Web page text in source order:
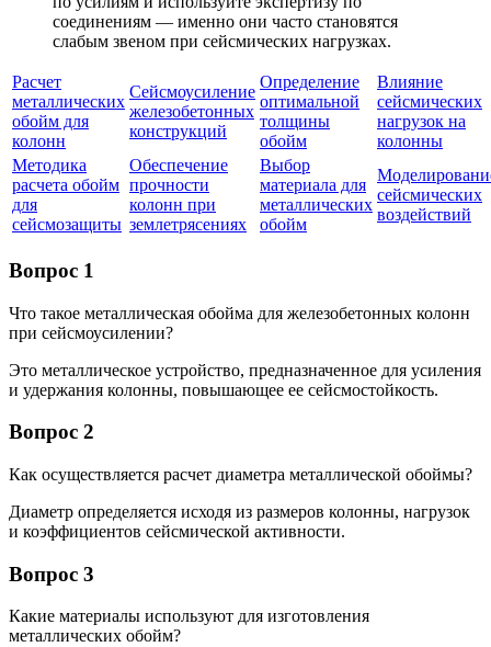
соединениям — именно они часто становятся
слабым звеном при сейсмических нагрузках.
Расчет
металлических
обойм для
колонн
Сейсмоусиление
железобетонных
конструкций
Определение
оптимальной
толщины
обойм
Влияние
сейсмических
нагрузок на
колонны
Методика
расчета обойм
для
сейсмозащиты
Обеспечение
прочности
колонн при
землетрясениях
Выбор
материала для
металлических
обойм
сейсмических
воздействий
Вопрос 1
Что такое металлическая обойма для железобетонных колонн
при сейсмоусилении?
Это металлическое устройство, предназначенное для усиления
и удержания колонны, повышающее ее сейсмостойкость.
Вопрос 2
Как осуществляется расчет диаметра металлической обоймы?
Диаметр определяется исходя из размеров колонны, нагрузок
и коэффициентов сейсмической активности.
Вопрос 3
Какие материалы используют для изготовления
металлических обойм?